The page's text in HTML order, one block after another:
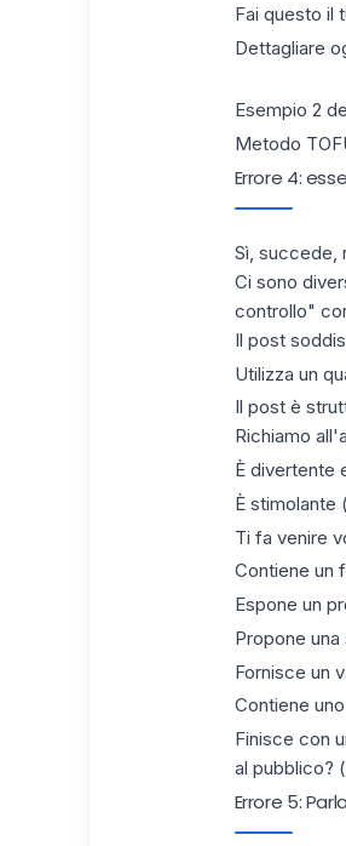
Fai questo il
Dettagliare
Esempio 2
Metodo
Errore 4:
Sì, succede,
Ci sono
controllo"
Il post
Utilizza un
Il post è
Richiamo
È divertente
È stimolante
Ti fa venire
Contiene un
Espone un
Propone
Fornisce un
Contiene
Finisce con
al pubblico?
Errore 5: